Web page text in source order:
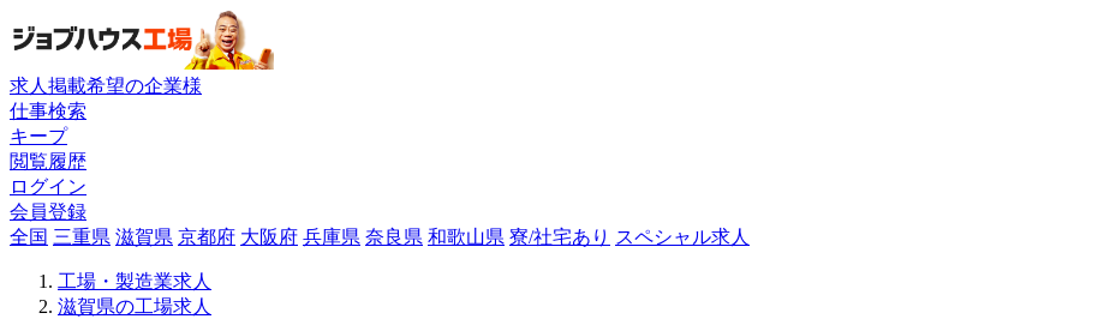
求人掲載希望の企業様
仕事検索
キープ
閲覧履歴
ログイン
会員登録
全国 三重県 滋賀県 京都府 大阪府 兵庫県 奈良県 和歌山県 寮/社宅あり スペシャル求人
工場・製造業求人
滋賀県の工場求人